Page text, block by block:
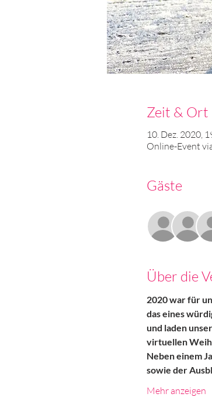
Zeit & Ort
10. Dez. 2020,
Online-Event
Gäste
Über die
2020 war für
das eines
und laden
virtuellen
Neben einem
sowie der
Mehr anzeigen